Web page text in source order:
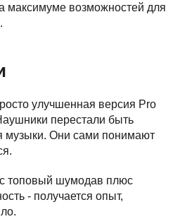
максимуме возможностей для
улучшенная версия Pro
перестали быть
музыки. Они сами понимают
топовый шумодав плюс
- получается опыт,